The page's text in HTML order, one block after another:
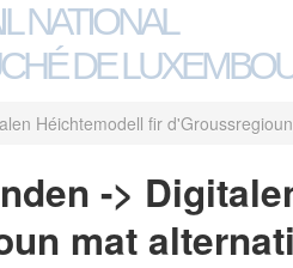
NATIONAL
DE
Héichtemodell fir
->
mat